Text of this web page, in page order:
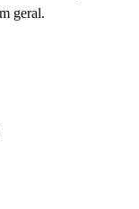
geral.